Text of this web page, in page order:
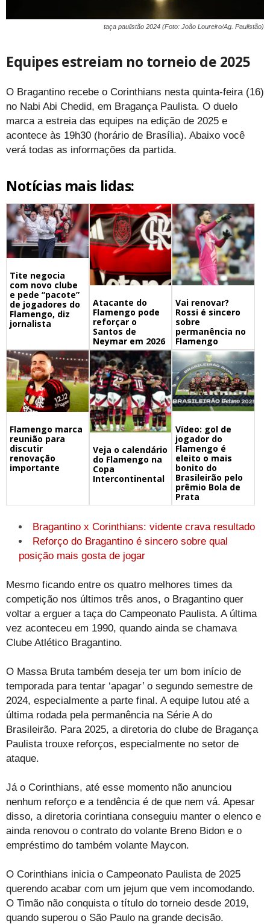
taça paulistão 2024 (Foto: João Loureiro/Ag. Paulistão)
Equipes estreiam no torneio de 2025
O Bragantino recebe o Corinthians nesta quinta-feira (16)
no Nabi Abi Chedid, em Bragança Paulista. O duelo
marca a estreia das equipes na edição de 2025 e
acontece às 19h30 (horário de Brasília). Abaixo você
verá todas as informações da partida.
Notícias mais lidas:
Tite negocia
com novo clube
e pede “pacote”
de jogadores do
Flamengo, diz
jornalista
Atacante do
Flamengo pode
reforçar o
Santos de
Neymar em 2026
Vai renovar?
Rossi é sincero
sobre
permanência no
Flamengo
Flamengo marca
reunião para
discutir
renovação
importante
Veja o calendário
do Flamengo na
Copa
Intercontinental
Vídeo: gol de
jogador do
Flamengo é
eleito o mais
bonito do
Brasileirão pelo
prêmio Bola de
Prata
Bragantino x Corinthians: vidente crava resultado
Reforço do Bragantino é sincero sobre qual
posição mais gosta de jogar
Mesmo ficando entre os quatro melhores times da
competição nos últimos três anos, o Bragantino quer
voltar a erguer a taça do Campeonato Paulista. A última
vez aconteceu em 1990, quando ainda se chamava
Clube Atlético Bragantino.
O Massa Bruta também deseja ter um bom início de
temporada para tentar ‘apagar’ o segundo semestre de
2024, especialmente a parte final. A equipe lutou até a
última rodada pela permanência na Série A do
Brasileirão. Para 2025, a diretoria do clube de Bragança
Paulista trouxe reforços, especialmente no setor de
ataque.
Já o Corinthians, até esse momento não anunciou
nenhum reforço e a tendência é de que nem vá. Apesar
disso, a diretoria corintiana conseguiu manter o elenco e
ainda renovou o contrato do volante Breno Bidon e o
empréstimo do também volante Maycon.
O Corinthians inicia o Campeonato Paulista de 2025
querendo acabar com um jejum que vem incomodando.
O Timão não conquista o título do torneio desde 2019,
quando superou o São Paulo na grande decisão.